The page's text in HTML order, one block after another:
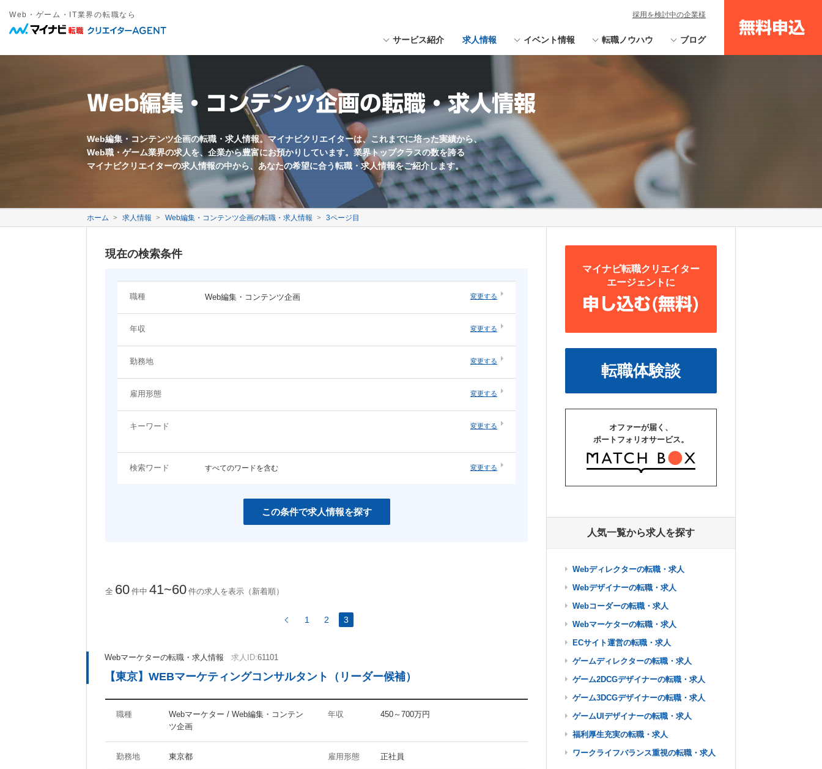
Web・ゲーム・IT業界の転職なら
サービス紹介 求人情報 イベント情報 転職ノウハウ ブログ
無料申込
採用を検討中の企業様
Web編集・コンテンツ企画の転職・求人情報
Web編集・コンテンツ企画の転職・求人情報。マイナビクリエイターは、これまでに培った実績から、
Web職・ゲーム業界の求人を、企業から豊富にお預かりしています。業界トップクラスの数を誇る
マイナビクリエイターの求人情報の中から、あなたの希望に合う転職・求人情報をご紹介します。
ホーム 求人情報 Web編集・コンテンツ企画の転職・求人情報 3ページ目
現在の検索条件
職種 Web編集・コンテンツ企画 変更する
職種
Web系
Webプロデューサー Webディレクター
Webコーダー Webプログラマー Webマーケター
Webライター ECサイト運営 Web編集・コンテンツ企画
モバイル制作 映像クリエイター
ゲーム系
ゲームプロデューサー ゲームディレクター ゲームプランナー
ゲームプログラマー ゲームシナリオライター サウンドクリエイター
システムエンジニア（制御・組み込
ネットワーク・サーバ設計・構築 ネットワーク・サーバ運用・保守
営業・アカウントエグゼクティブ
年収 変更する
年収
勤務地 変更する
勤務地
東京都近郊 愛知県近郊
雇用形態 変更する
雇用形態
正社員 契約社員
キーワード 変更する
キーワード
募集要項に関するキーワード
業界未経験歓迎
新卒歓迎 第二新卒歓迎 学歴不問
年齢不問 採用枠5名以上 残業少なめ
フレックス勤務 完全週休二日制 海外勤務あり
退職金あり 英語を活かす
中国語を活かす 韓国語を活かす 土日休み
会社に関するキーワード
関わるプロジェクト・ジャンルに関するキーワード
開発言語・フレームワークに関するキーワード
HTML5
Unity
C＃
Dreamweaver
MAYA CMS
SEM アクセス解析
待遇・職場環境に関するキーワード
検索ワード すべてのワードを含む 変更する
フリーワード
職種名・勤務地・仕事内容などを入力してください。複数ワードは間にスペースを入れてください。
すべてのワードを含む いずれかのワードを含む
この条件で求人情報を探す
全 60 件中 41~60 件の求人を表示（新着順）
1 2 3
Webマーケターの転職・求人情報 求人ID:61101
【東京】WEBマーケティングコンサルタント（リーダー候補）
職種
Webマーケター / Web編集・コンテン
ツ企画
年収 450～700万円
勤務地 東京都 雇用形態 正社員
マイナビ転職クリエイター
エージェントに
申し込む(無料)
転職体験談
オファーが届く、
ポートフォリオサービス。
人気一覧から求人を探す
Webディレクターの転職・求人
Webデザイナーの転職・求人
Webコーダーの転職・求人
Webマーケターの転職・求人
ECサイト運営の転職・求人
ゲームディレクターの転職・求人
ゲーム2DCGデザイナーの転職・求人
ゲーム3DCGデザイナーの転職・求人
ゲームUIデザイナーの転職・求人
福利厚生充実の転職・求人
ワークライフバランス重視の転職・求人